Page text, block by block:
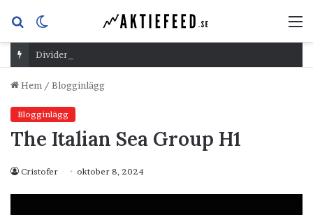
Sök
efterskin
Dividend Overshoot Day
Hem / Blogginlägg
Blogginlägg
The Italian Sea Group H1
Cristofer oktober 8, 2024